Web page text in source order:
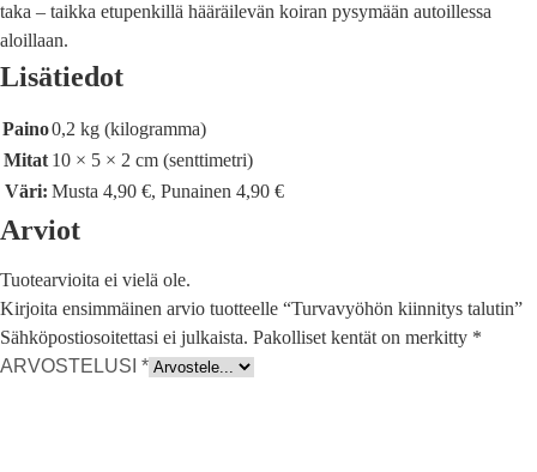
taka – taikka etupenkillä hääräilevän koiran pysymään autoillessa
aloillaan.
Lisätiedot
Paino0,2 kg (kilogramma)
Mitat 10 × 5 × 2 cm (senttimetri)
Väri: Musta 4,90 €, Punainen 4,90 €
Arviot
Tuotearvioita ei vielä ole.
Kirjoita ensimmäinen arvio tuotteelle “Turvavyöhön kiinnitys talutin”
Sähköpostiosoitettasi ei julkaista. Pakolliset kentät on merkitty *
ARVOSTELUSI *